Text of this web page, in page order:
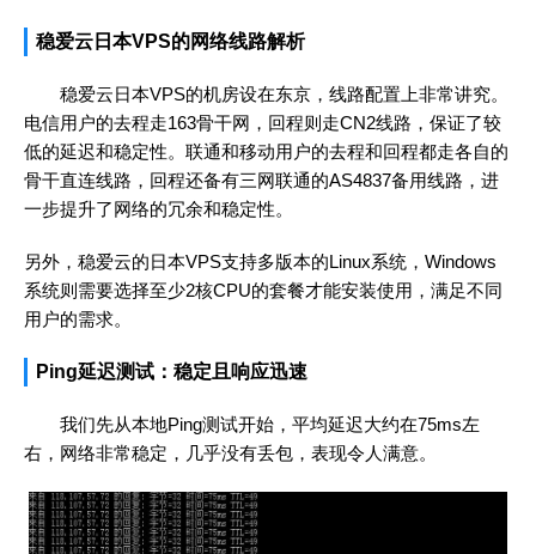
稳爱云日本VPS的网络线路解析
稳爱云日本VPS的机房设在东京，线路配置上非常讲究。
电信用户的去程走163骨干网，回程则走CN2线路，保证了较
低的延迟和稳定性。联通和移动用户的去程和回程都走各自的
骨干直连线路，回程还备有三网联通的AS4837备用线路，进
一步提升了网络的冗余和稳定性。
另外，稳爱云的日本VPS支持多版本的Linux系统，Windows
系统则需要选择至少2核CPU的套餐才能安装使用，满足不同
用户的需求。
Ping延迟测试：稳定且响应迅速
我们先从本地Ping测试开始，平均延迟大约在75ms左
右，网络非常稳定，几乎没有丢包，表现令人满意。